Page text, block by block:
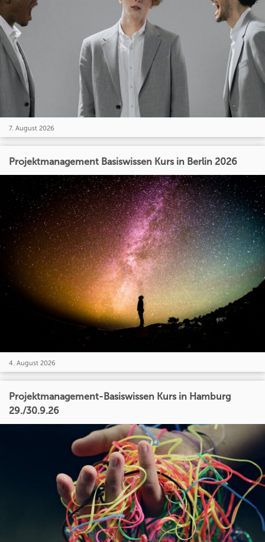
7. August 2026
Projektmanagement Basiswissen Kurs in Berlin 2026
4. August 2026
Projektmanagement-Basiswissen Kurs in Hamburg
29./30.9.26